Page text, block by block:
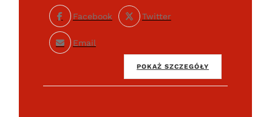
Facebook Twitter
Email
POKAŻ SZCZEGÓŁY